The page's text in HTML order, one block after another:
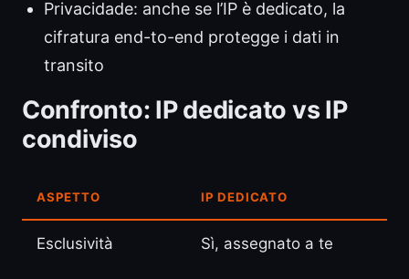
Privacidade: anche se l’IP è dedicato, la
cifratura end-to-end protegge i dati in
transito
Confronto: IP dedicato vs IP
condiviso
ASPETTO IP DEDICATO
Esclusività Sì, assegnato a te